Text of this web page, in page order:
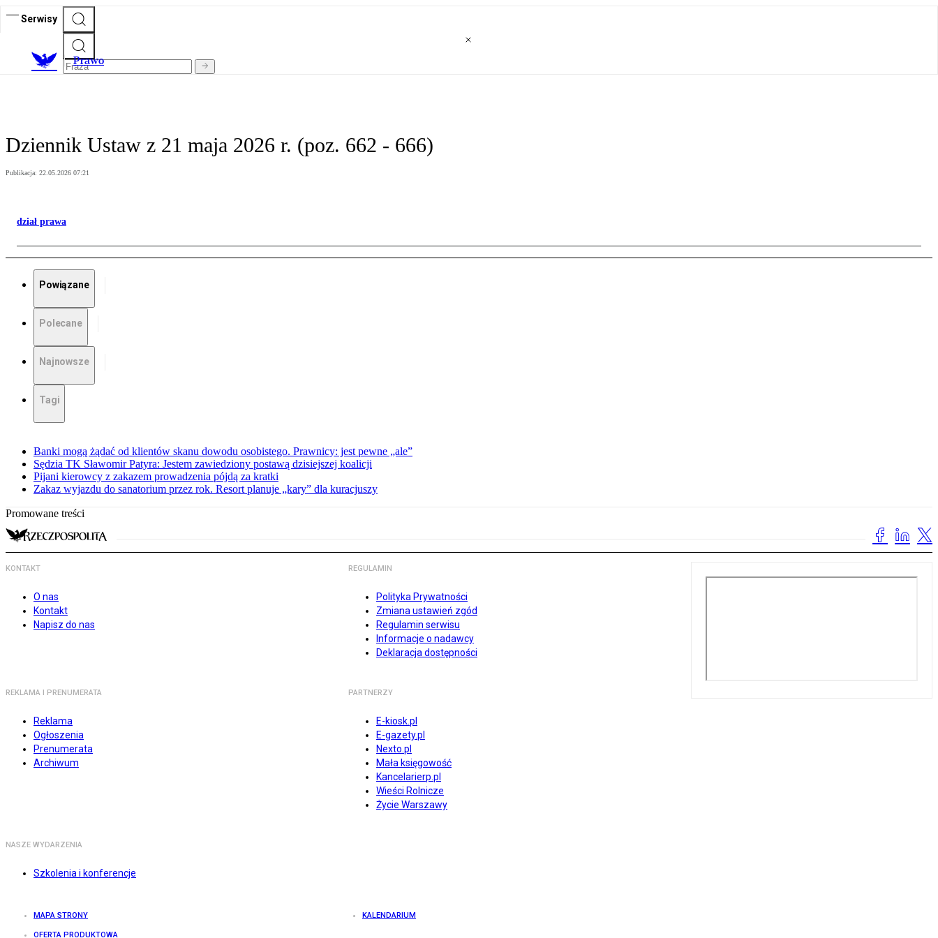
Serwisy
Prawo
Dziennik Ustaw z 21 maja 2026 r. (poz. 662 - 666)
Publikacja: 22.05.2026 07:21
dział prawa
Powiązane
Polecane
Najnowsze
Tagi
Banki mogą żądać od klientów skanu dowodu osobistego. Prawnicy: jest pewne „ale”
Sędzia TK Sławomir Patyra: Jestem zawiedziony postawą dzisiejszej koalicji
Pijani kierowcy z zakazem prowadzenia pójdą za kratki
Zakaz wyjazdu do sanatorium przez rok. Resort planuje „kary” dla kuracjuszy
Promowane treści
KONTAKT
O nas
Kontakt
Napisz do nas
REGULAMIN
Polityka Prywatności
Zmiana ustawień zgód
Regulamin serwisu
Informacje o nadawcy
Deklaracja dostępności
REKLAMA I PRENUMERATA
Reklama
Ogłoszenia
Prenumerata
Archiwum
PARTNERZY
E-kiosk.pl
E-gazety.pl
Nexto.pl
Mała księgowość
Kancelarierp.pl
Wieści Rolnicze
Życie Warszawy
NASZE WYDARZENIA
Szkolenia i konferencje
MAPA STRONY KALENDARIUM
OFERTA PRODUKTOWA